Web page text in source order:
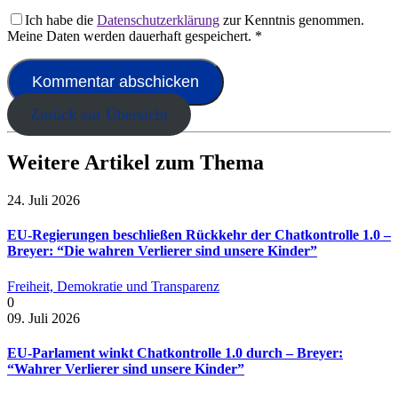
Ich habe die Datenschutzerklärung zur Kenntnis genommen.
Meine Daten werden dauerhaft gespeichert. *
Zurück zur Übersicht
Weitere Artikel zum Thema
24. Juli 2026
EU-Regierungen beschließen Rückkehr der Chatkontrolle 1.0 –
Breyer: “Die wahren Verlierer sind unsere Kinder”
Freiheit, Demokratie und Transparenz
0
09. Juli 2026
EU-Parlament winkt Chatkontrolle 1.0 durch – Breyer:
“Wahrer Verlierer sind unsere Kinder”